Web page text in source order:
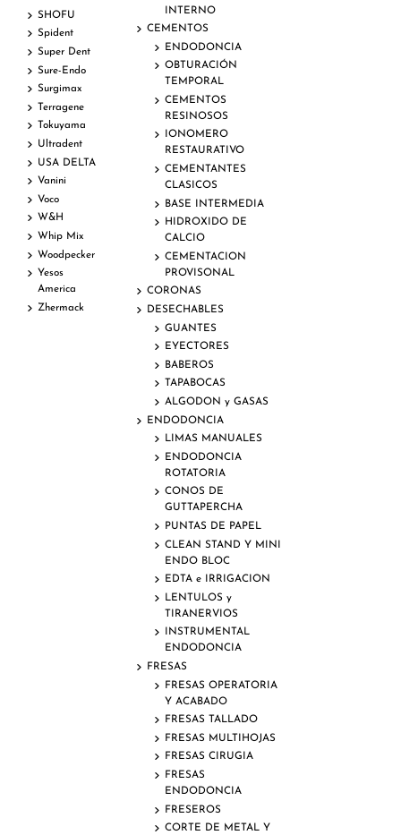
SHOFU
Spident
Super Dent
Sure-Endo
Surgimax
Terragene
Tokuyama
Ultradent
USA DELTA
Vanini
Voco
W&H
Whip Mix
Woodpecker
Yesos
America
Zhermack
INTERNO
CEMENTOS
ENDODONCIA
OBTURACIÓN
TEMPORAL
CEMENTOS
RESINOSOS
IONOMERO
RESTAURATIVO
CEMENTANTES
CLASICOS
BASE INTERMEDIA
HIDROXIDO DE
CALCIO
CEMENTACION
PROVISONAL
CORONAS
DESECHABLES
GUANTES
EYECTORES
BABEROS
TAPABOCAS
ALGODON y GASAS
ENDODONCIA
LIMAS MANUALES
ENDODONCIA
ROTATORIA
CONOS DE
GUTTAPERCHA
PUNTAS DE PAPEL
CLEAN STAND Y MINI
ENDO BLOC
EDTA e IRRIGACION
LENTULOS y
TIRANERVIOS
INSTRUMENTAL
ENDODONCIA
FRESAS
FRESAS OPERATORIA
Y ACABADO
FRESAS TALLADO
FRESAS MULTIHOJAS
FRESAS CIRUGIA
FRESAS
ENDODONCIA
FRESEROS
CORTE DE METAL Y